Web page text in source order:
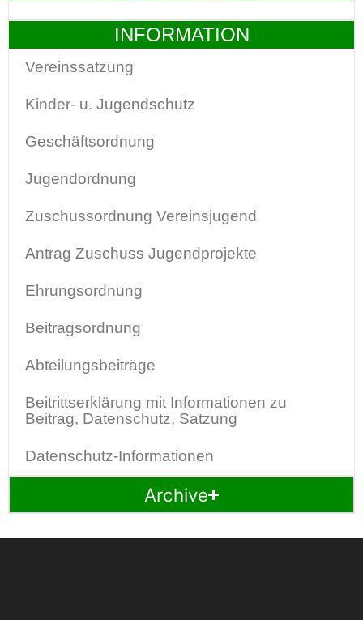
INFORMATION
Vereinssatzung
Kinder- u. Jugendschutz
Geschäftsordnung
Jugendordnung
Zuschussordnung Vereinsjugend
Antrag Zuschuss Jugendprojekte
Ehrungsordnung
Beitragsordnung
Abteilungsbeiträge
Beitrittserklärung mit Informationen zu
Beitrag, Datenschutz, Satzung
Datenschutz-Informationen
Archive